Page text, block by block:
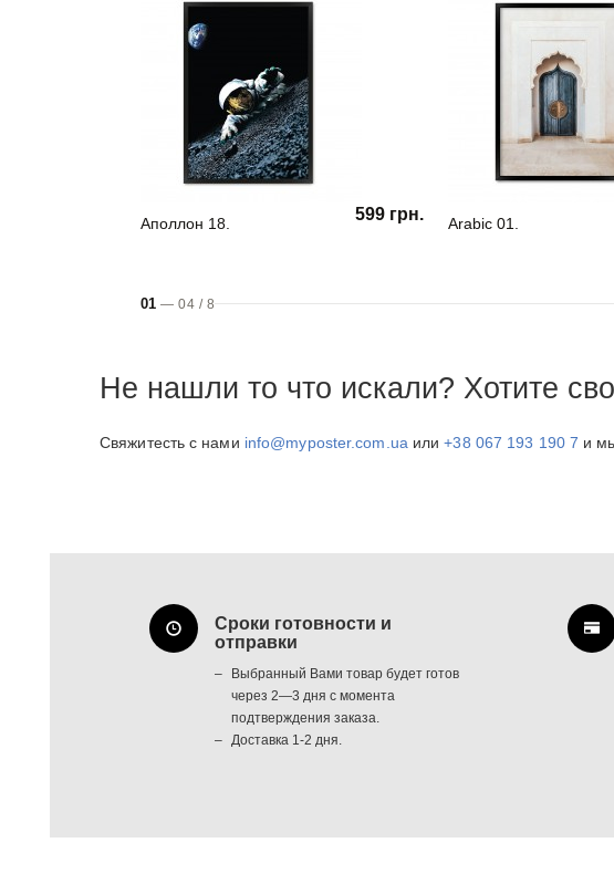
Аполлон 18. 599 грн. Arabic 01.
01 —04 / 8
Не нашли то что искали? Хотите
Свяжитесть с нами info@myposter.com.ua или+38 067 193 190 7 и
Сроки готовности и
отправки
Выбранный Вами товар будет готов
через 2—3 дня с момента
подтверждения заказа.
Доставка 1-2 дня.